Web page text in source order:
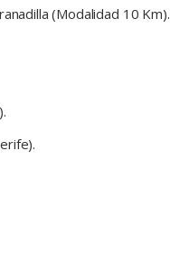
(Modalidad 10 Km).